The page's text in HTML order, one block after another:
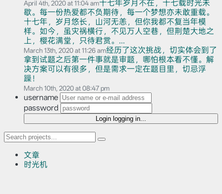
April 4th, 2020 at 11:04 am十七年岁月不在，十七载时光未
歇。每一份热爱都不负期待，每一个梦想亦未敢重载。
十七年，岁月悠长，山河无恙，但你我都不复当年模
样。如今，虽灾祸横行，不见万人空巷，但荆楚大地之
上，樱花满堂，只待君赏。...
March 13th, 2020 at 11:26 am经历了这次挑战，切实体会到了
拿到试题之后第一件事就是审题，哪怕根本看不懂。解
决方案可以有很多，但是需求一定在题目里，切忌浮
躁！
March 10th, 2020 at 08:47 pm
username
password
Login logging in...
文章
时光机